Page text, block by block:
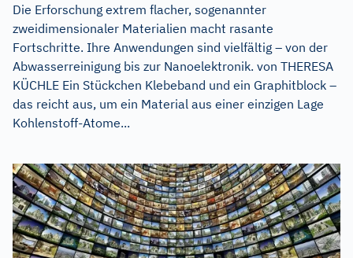
Die Erforschung extrem flacher, sogenannter
zweidimensionaler Materialien macht rasante
Fortschritte. Ihre Anwendungen sind vielfältig – von der
Abwasserreinigung bis zur Nanoelektronik. von THERESA
KÜCHLE Ein Stückchen Klebeband und ein Graphitblock –
das reicht aus, um ein Material aus einer einzigen Lage
Kohlenstoff-Atome...